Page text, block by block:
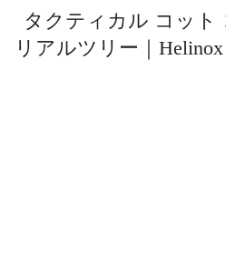
タクティカル コット
リアルツリー｜